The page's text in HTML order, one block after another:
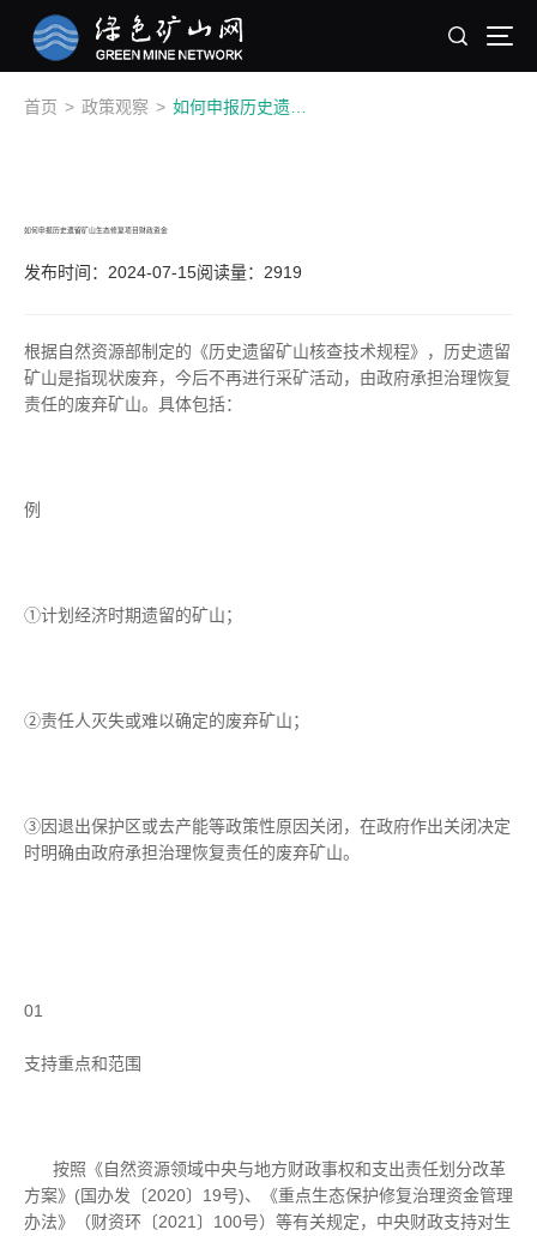
首页 > 政策观察 >
如何申报历史遗留矿山生态修复项目财政资金
发布时间：2024-07-15阅读量：2919
根据自然资源部制定的《历史遗留矿山核查技术规程》，历史遗留
矿山是指现状废弃，今后不再进行采矿活动，由政府承担治理恢复
责任的废弃矿山。具体包括：
例
①计划经济时期遗留的矿山；
②责任人灭失或难以确定的废弃矿山；
③因退出保护区或去产能等政策性原因关闭，在政府作出关闭决定
时明确由政府承担治理恢复责任的废弃矿山。
01
支持重点和范围
按照《自然资源领域中央与地方财政事权和支出责任划分改革
方案》(国办发〔2020〕19号)、《重点生态保护修复治理资金管理
办法》（财资环〔2021〕100号）等有关规定，中央财政支持对生